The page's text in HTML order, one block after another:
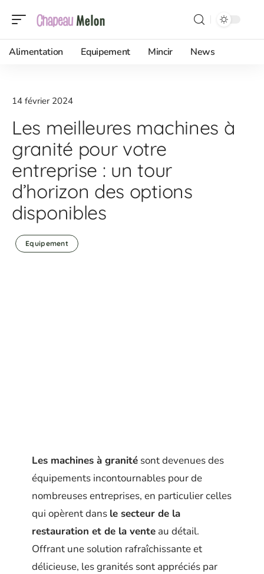
Alimentation Equipement Mincir News
14 février 2024
Les meilleures machines à
granité pour votre
entreprise : un tour
d’horizon des options
disponibles
Equipement
Les machines à granité sont devenues des
équipements incontournables pour de
nombreuses entreprises, en particulier celles
qui opèrent dans le secteur de la
restauration et de la vente au détail.
Offrant une solution rafraîchissante et
délicieuse, les granités sont appréciés par